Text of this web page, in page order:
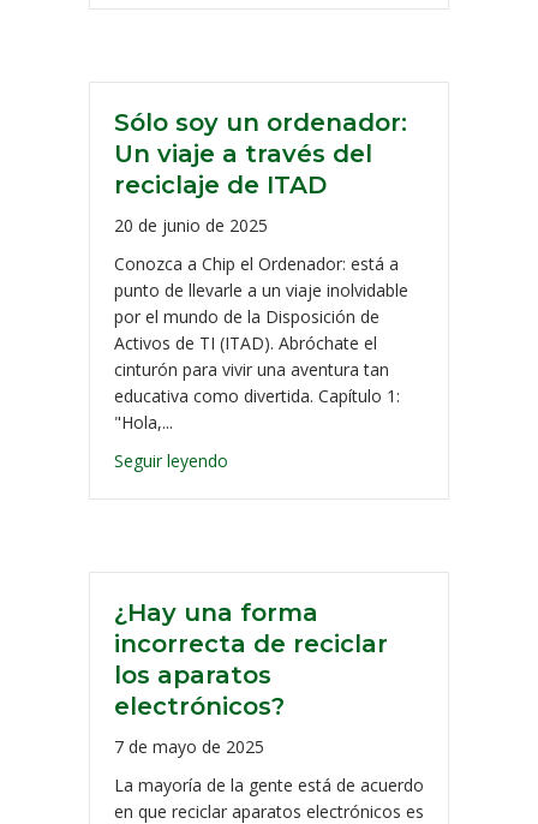
Sólo soy un ordenador:
Un viaje a través del
reciclaje de ITAD
20 de junio de 2025
Conozca a Chip el Ordenador: está a
punto de llevarle a un viaje inolvidable
por el mundo de la Disposición de
Activos de TI (ITAD). Abróchate el
cinturón para vivir una aventura tan
educativa como divertida. Capítulo 1:
"Hola,...
Seguir leyendo
¿Hay una forma
incorrecta de reciclar
los aparatos
electrónicos?
7 de mayo de 2025
La mayoría de la gente está de acuerdo
en que reciclar aparatos electrónicos es